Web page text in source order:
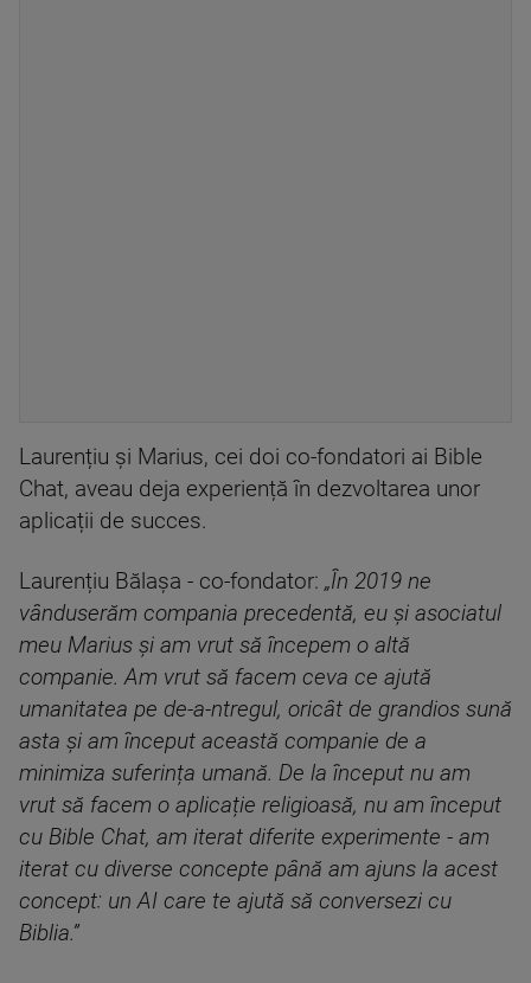
Laurențiu și Marius, cei doi co-fondatori ai Bible
Chat, aveau deja experiență în dezvoltarea unor
aplicații de succes.
Laurențiu Bălașa - co-fondator: „În 2019 ne
vânduserăm compania precedentă, eu și asociatul
meu Marius și am vrut să începem o altă
companie. Am vrut să facem ceva ce ajută
umanitatea pe de-a-ntregul, oricât de grandios sună
asta și am început această companie de a
minimiza suferința umană. De la început nu am
vrut să facem o aplicație religioasă, nu am început
cu Bible Chat, am iterat diferite experimente - am
iterat cu diverse concepte până am ajuns la acest
concept: un AI care te ajută să conversezi cu
Biblia.”